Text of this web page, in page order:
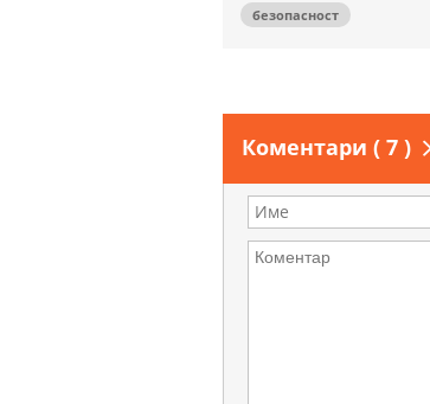
безопасност
Коментари ( 7 )